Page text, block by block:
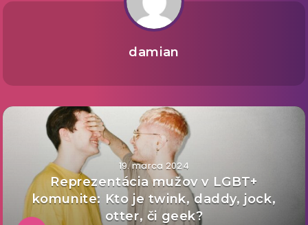
damian
19. marca 2024
Reprezentácia mužov v LGBT+
komunite: Kto je twink, daddy, jock,
otter, či geek?